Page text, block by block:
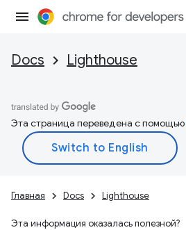
Docs Lighthouse
Эта страница переведена с помощью
Главная Docs Lighthouse
Эта информация оказалась полезной?